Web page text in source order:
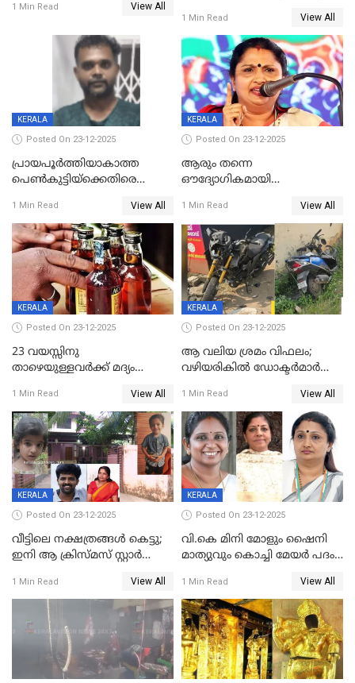
രൂക്ഷം
1 Min Read View All
ഗുരുതരാവസ്ഥയിൽ
1 Min Read View All
KERALA
Posted On 23-12-2025
പ്രായപൂർത്തിയാകാത്ത
പെൺകുട്ടിയ്ക്കെതിരെ
59 വർഷം തടവും 90,൦൦൦ രൂപ
പിഴയും ശിക്ഷ
1 Min Read View All
KERALA
Posted On 23-12-2025
ആരും തന്നെ
ഔദ്യോഗികമായി
കണ്ടെത്താൻ ഇന്ന് കോർ
കമ്മിറ്റി കൂടിയില്ല';
അതൃപ്തിയുമായി ദീപ്തി മേരി
വർഗീസ്
1 Min Read View All
KERALA
Posted On 23-12-2025
23 വയസ്സിനു
താഴെയുള്ളവർക്ക് മദ്യം
നടപടി;സ്ഥാപനങ്ങൾക്കെതിരെ
രണ്ട് കേസുകൾ
1 Min Read View All
KERALA
Posted On 23-12-2025
ആ വലിയ ശ്രമം വിഫലം;
വഴിയരികില്‍ ‌ഡോക്ടര്‍മാര്‍
മരണത്തിന് കീഴടങ്ങി
1 Min Read View All
KERALA
Posted On 23-12-2025
വീട്ടിലെ നക്ഷത്രങ്ങൾ കെട്ടു;
ഇനി ആ ക്രിസ്മസ് സ്റ്റാർ
വേണ്ടിയുള്ള
പിടിവലിക്കിടയിൽ
അപ്പൂപ്പനെതിരെ പോക്സോ
കേസ് ഒടുവിൽ 4 ജീവനുകൾ
പൊലിഞ്ഞു
1 Min Read View All
KERALA
Posted On 23-12-2025
വി.കെ മിനി മോളും ഷൈനി
മാത്യുവും കൊച്ചി മേയർ പദം
മേയറാകില്ല
1 Min Read View All